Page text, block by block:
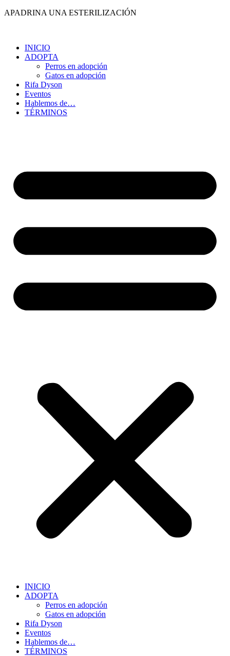
Ir
APADRINA UNA ESTERILIZACIÓN
INICIO
ADOPTA
Perros en adopción
Gatos en adopción
Rifa Dyson
Eventos
Hablemos de…
TÉRMINOS
INICIO
ADOPTA
Perros en adopción
Gatos en adopción
Rifa Dyson
Eventos
Hablemos de…
TÉRMINOS